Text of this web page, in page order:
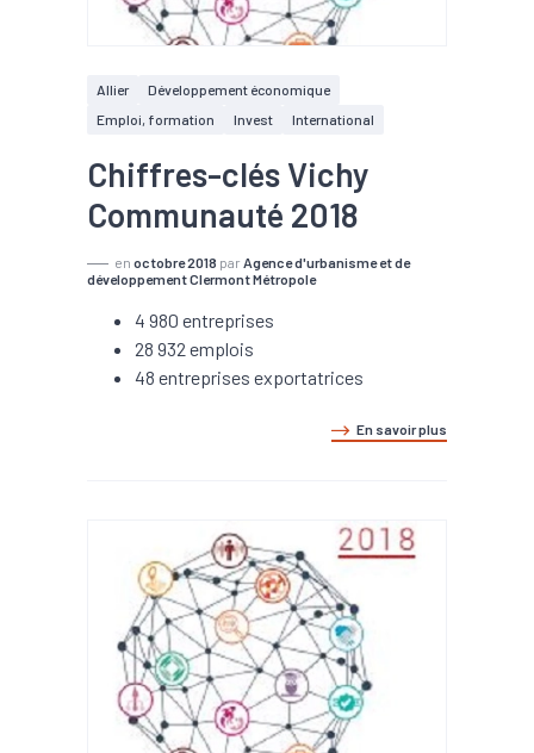
Allier
Développement économique
Emploi, formation
Invest International
Chiffres-clés Vichy
Communauté 2018
en octobre 2018 par Agence d'urbanisme et de
développement Clermont Métropole
4 980 entreprises
28 932 emplois
48 entreprises exportatrices
En savoir plus